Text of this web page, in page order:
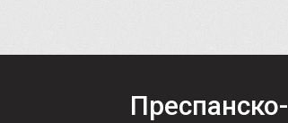
Преспанско-